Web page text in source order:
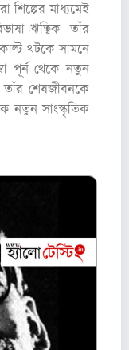
শিল্পের মাধ্যমেই
তাঁর
থটকে সামনে
পূর্ন থেকে নতুন
তাঁর শেষজীবনকে
নতুন সাংস্কৃতিক